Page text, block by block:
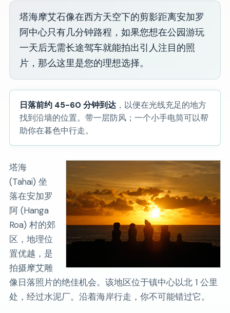
塔海摩艾石像在西方天空下的剪影距离安加罗
阿中心只有几分钟路程，如果您想在公园游玩
一天后无需长途驾车就能拍出引人注目的照
片，那么这里是您的理想选择。
日落前约 45-60 分钟到达 ，以便在光线充足的地方
找到沿墙的位置。带一层防风；一个小手电筒可以帮
助​​你在暮色中行走。
塔海
(Tahai) 坐
落在安加罗
阿 (Hanga
Roa) 村的郊
区，地理位
置优越，是
拍摄摩艾雕
像日落照片的绝佳机会。该地区位于镇中心以北 1 公里
处，经过水泥厂。沿着海岸行走，你不可能错过它。